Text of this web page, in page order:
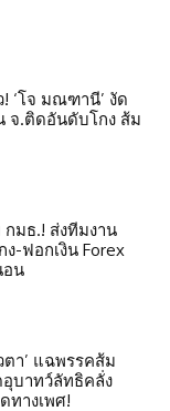
‘โจ มณฑานี’ งัด
จ.ติดอันดับโกง ส้ม
กมธ.! ส่งทีมงาน
-ฟอกเงิน Forex
อน
ตา’ แฉพรรคส้ม
บาทว์ลัทธิคลั่ง
ทางเพศ!